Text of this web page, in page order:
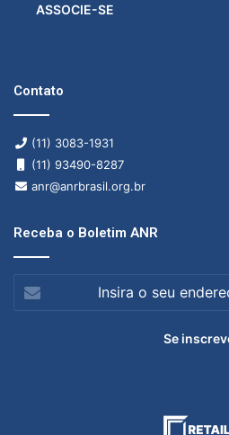
ASSOCIE-SE
Contato
(11) 3083-1931
(11) 93490-8287
anr@anrbrasil.org.br
Receba o Boletim ANR